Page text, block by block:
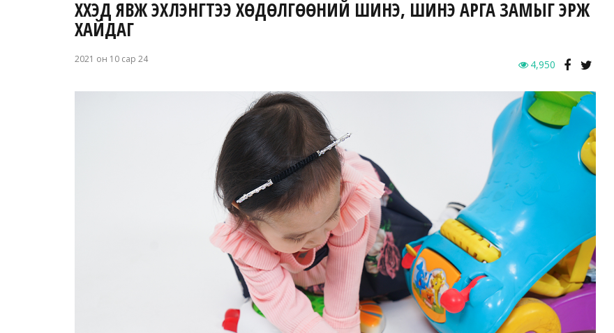
ХҮҮХЭД ЯВЖ ЭХЛЭНГҮҮТЭЭ ХӨДӨЛГӨӨНИЙ ШИНЭ, ШИНЭ АРГА ЗАМЫГ ЭРЖ
ХАЙДАГ
2021 он 10 сар 24 4,950